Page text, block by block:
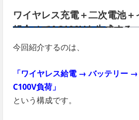
ワイヤレス充電＋二次電池
組合せでAC100Vを生成する
今回紹介するのは、
「ワイヤレス給電 → バッテリー
C100V負荷」
という構成です。